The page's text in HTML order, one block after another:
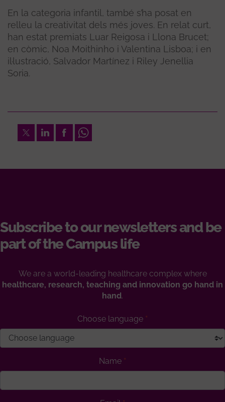
En la categoria infantil, també s’ha posat en
relleu la creativitat dels més joves. En relat curt,
han estat premiats Luar Reigosa i Llona Brucet;
en còmic, Noa Moithinho i Valentina Lisboa; i en
il·lustració, Salvador Martínez i Riley Jenellia
Soria.
TwitterLinkedInFacebookWhatsapp
Subscribe to our newsletters and be
part of the Campus life
We are a world-leading healthcare complex where
healthcare, research, teaching and innovation go hand in
hand.
Choose language
Name